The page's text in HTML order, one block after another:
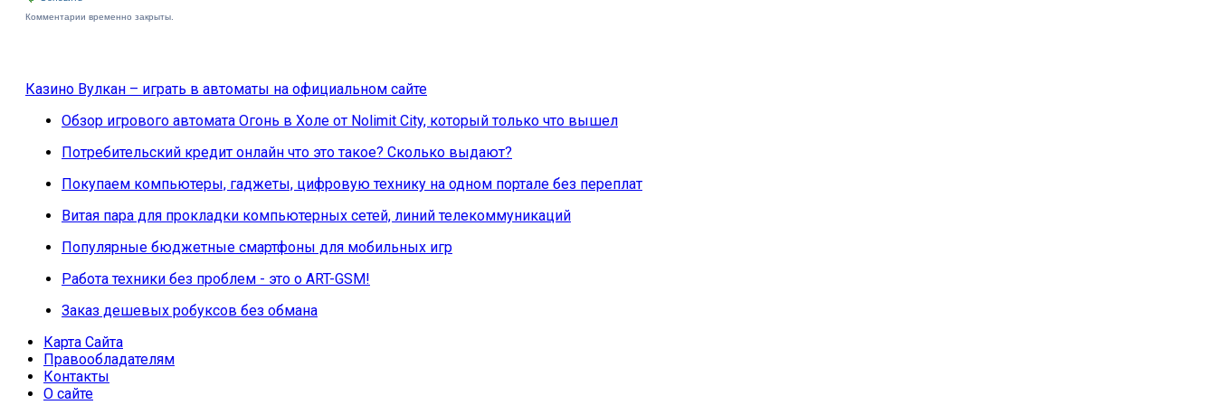
Комментарии временно закрыты.
Казино Вулкан – играть в автоматы на официальном сайте
Обзор игрового автомата Огонь в Холе от Nolimit City, который только что вышел
Потребительский кредит онлайн что это такое? Сколько выдают?
Покупаем компьютеры, гаджеты, цифровую технику на одном портале без переплат
Витая пара для прокладки компьютерных сетей, линий телекоммуникаций
Популярные бюджетные смартфоны для мобильных игр
Работа техники без проблем - это о ART-GSM!
Заказ дешевых робуксов без обмана
Карта Сайта
Правообладателям
Контакты
О сайте